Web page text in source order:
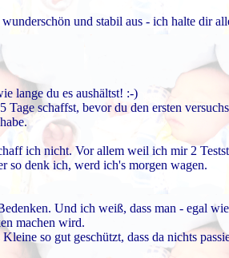
und stabil aus - ich halte dir
lange du es aushältst! :-)
Tage schaffst, bevor du den ersten
ich nicht. Vor allem weil ich mir 2
so denk ich, werd ich's morgen wagen.
Und ich weiß, dass man - egal
machen wird.
so gut geschützt, dass da nichts